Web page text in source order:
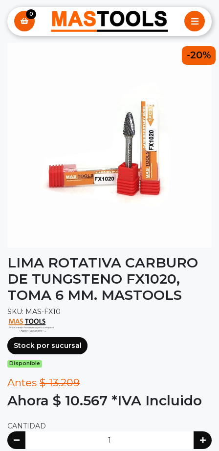
0
-20%
LIMA ROTATIVA CARBURO
DE TUNGSTENO FX1020,
TOMA 6 MM. MASTOOLS
SKU: MAS-FX10
Stock por sucursal
Disponible
Antes $ 13.209
Ahora $ 10.567 *IVA Incluido
CANTIDAD